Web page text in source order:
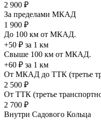
2 900 ₽
За пределами МКАД
1 900 ₽
До 100 км от МКАД.
+50 ₽ за 1 км
Свыше 100 км от МКАД.
+60 ₽ за 1 км
От МКАД до ТТК (третье
2 500 ₽
От ТТК (третье
2 700 ₽
Внутри Садового Кольца